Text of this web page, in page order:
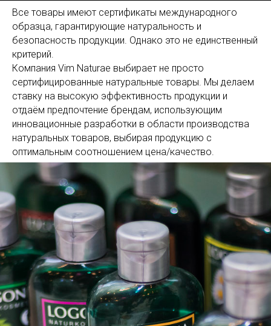
Все товары имеют сертификаты международного
образца, гарантирующие натуральность и
безопасность продукции. Однако это не единственный
критерий.
Компания Vim Naturae выбирает не просто
сертифицированные натуральные товары. Мы делаем
ставку на высокую эффективность продукции и
отдаём предпочтение брендам, использующим
инновационные разработки в области производства
натуральных товаров, выбирая продукцию с
оптимальным соотношением цена/качество.